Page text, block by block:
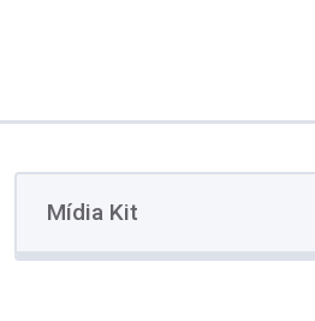
Mídia Kit